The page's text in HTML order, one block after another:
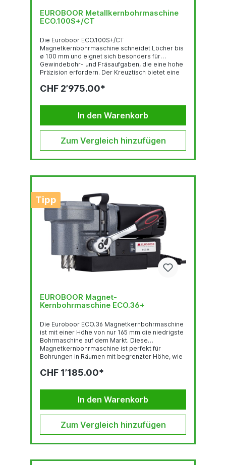
EUROBOOR Metallkernbohrmaschine
ECO.100S+/CT
Die Euroboor ECO.100S+/CT
Magnetkernbohrmaschine schneidet Löcher bis
ø 100 mm und eignet sich besonders für
Gewindebohr- und Fräsaufgaben, die eine hohe
Präzision erfordern. Der Kreuztisch bietet eine
ermöglicht, die Maschine über einen Bereich von
zu positionieren, nachdem der Magnet an der
Oberfläche befestigt wurde. Die Spindel, die
durch einen Sicherungsring mit Gewinde
Kopplung mit dem Motor,...
CHF 2’975.00*
In den Warenkorb
Zum Vergleich hinzufügen
Tipp
EUROBOOR Magnet-
Kernbohrmaschine ECO.36+
Die Euroboor ECO.36 Magnetkernbohrmaschine
ist mit einer Höhe von nur 165 mm die niedrigste
Bohrmaschine auf dem Markt. Diese
Magnetkernbohrmaschine ist perfekt für
Bohrungen in Räumen mit begrenzter Höhe, wie
Profile usw. Die tragbare ECO.36 ist mit einem
benutzerfreundlichen Quick-Connect-
Fräseraufnahmesystem und einem leicht zu
lösenden/zu verriegelnden Vorschubgriff für
Zusätzliche Vorteile:• Benutzerfreundliches
Schnellspannsystem für Kernbohrer•
Abnehmbarer...
CHF 1’185.00*
In den Warenkorb
Zum Vergleich hinzufügen